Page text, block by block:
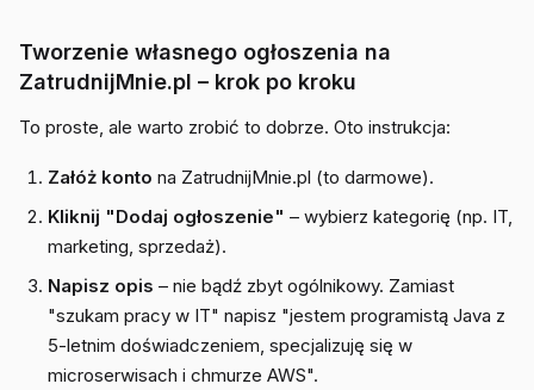
Tworzenie własnego ogłoszenia na
ZatrudnijMnie.pl – krok po kroku
To proste, ale warto zrobić to dobrze. Oto instrukcja:
Załóż konto na ZatrudnijMnie.pl (to darmowe).
Kliknij "Dodaj ogłoszenie" – wybierz kategorię (np. IT,
marketing, sprzedaż).
Napisz opis – nie bądź zbyt ogólnikowy. Zamiast
"szukam pracy w IT" napisz "jestem programistą Java z
5-letnim doświadczeniem, specjalizuję się w
microserwisach i chmurze AWS".